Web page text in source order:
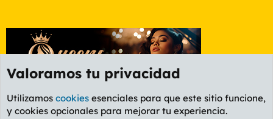
Etiquetas
Valoramos tu privacidad
Utilizamos cookies esenciales para que este sitio funcione,
y cookies opcionales para mejorar tu experiencia.